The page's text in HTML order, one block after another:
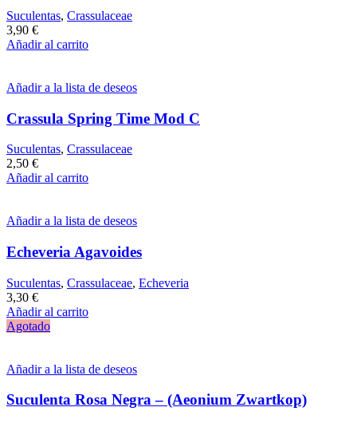
Suculentas, Crassulaceae
3,90 €
Añadir al carrito
Añadir a la lista de deseos
Crassula Spring Time Mod C
Suculentas, Crassulaceae
2,50 €
Añadir al carrito
Añadir a la lista de deseos
Echeveria Agavoides
Suculentas, Crassulaceae, Echeveria
3,30 €
Añadir al carrito
Agotado
Añadir a la lista de deseos
Suculenta Rosa Negra – (Aeonium Zwartkop)